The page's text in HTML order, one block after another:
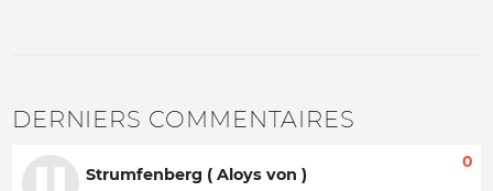
DERNIERS COMMENTAIRES
Strumfenberg ( Aloys von )
0